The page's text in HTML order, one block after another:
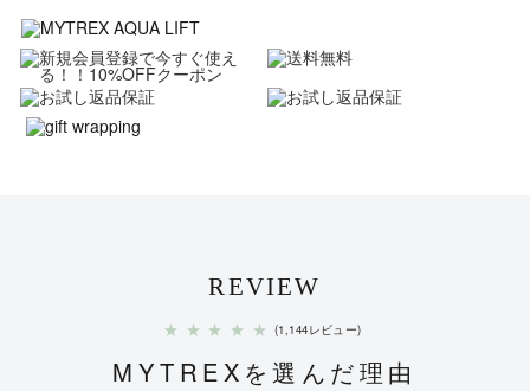
REVIEW
★ ★ ★ ★ ★ (1,144レビュー)
MYTREXを選んだ理由